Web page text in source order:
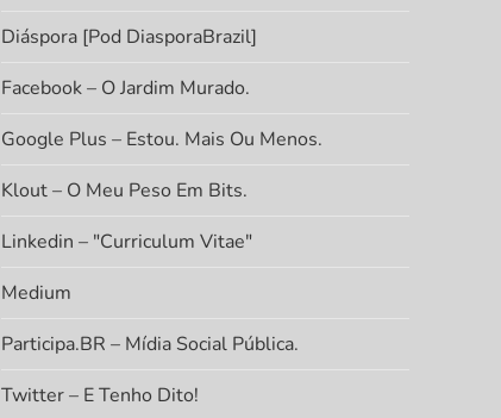
Diáspora [Pod DiasporaBrazil]
Facebook – O Jardim Murado.
Google Plus – Estou. Mais Ou Menos.
Klout – O Meu Peso Em Bits.
Linkedin – "Curriculum Vitae"
Medium
Participa.BR – Mídia Social Pública.
Twitter – E Tenho Dito!